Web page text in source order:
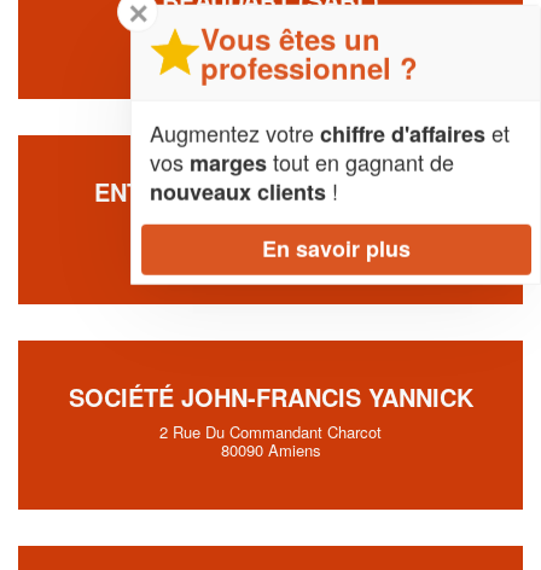
29 Rue De Poulainville
80080 Amiens
ENTREPRISE BOX PARK (SAS)
Route D'hesdin
80100 Abbeville
SOCIÉTÉ JOHN-FRANCIS YANNICK
2 Rue Du Commandant Charcot
80090 Amiens
✕
Vous êtes un
professionnel ?
Augmentez votrechiffre d'affaireset
vos margestout en gagnant de
nouveaux clients !
En savoir plus